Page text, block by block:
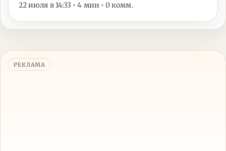
22 июля в 14:33 • 4 мин • 0 комм.
РЕКЛАМА